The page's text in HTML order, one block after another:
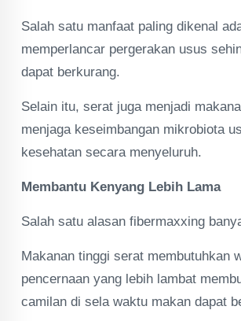
Salah satu manfaat paling dikenal
memperlancar pergerakan usus
dapat berkurang.
Selain itu, serat juga menjadi
menjaga keseimbangan mikrobiota
kesehatan secara menyeluruh.
Membantu Kenyang Lebih Lama
Salah satu alasan fibermaxxing
Makanan tinggi serat membutuhkan
pencernaan yang lebih lambat
camilan di sela waktu makan dapat